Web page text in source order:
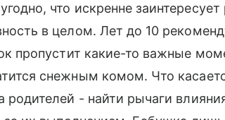
что искренне заинтересует
в целом. Лет до 10
пропустит какие-то важные
снежным комом. Что
родителей - найти рычаги